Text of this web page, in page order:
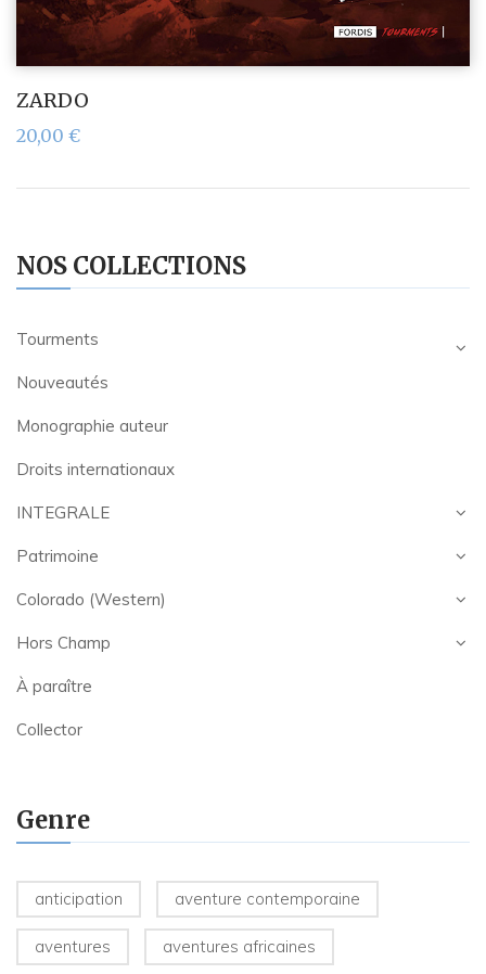
NOS COLLECTIONS
Tourments
Nouveautés
Monographie auteur
Droits internationaux
INTEGRALE
Patrimoine
Colorado (Western)
Hors Champ
À paraître
Collector
Genre
anticipation aventure contemporaine
aventures aventures africaines
ZARDO
20,00 €